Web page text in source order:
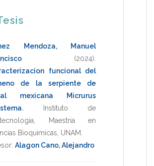
Mendoza, Manuel
(2024)
funcional del
de la serpiente de
mexicana Micrurus
.
Instituto de
Maestria en
Bioquimicas UNAM
Alagon Cano, Alejandro